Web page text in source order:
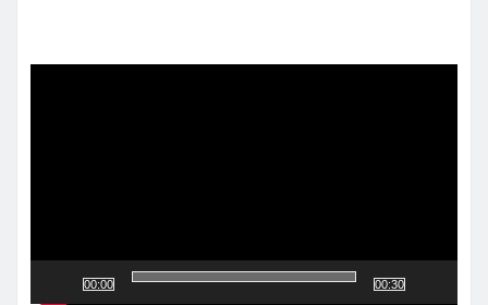
00:00 00:30